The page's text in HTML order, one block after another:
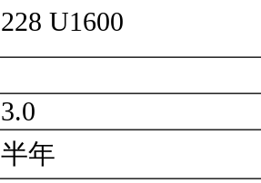
228 U1600
3.0
半年